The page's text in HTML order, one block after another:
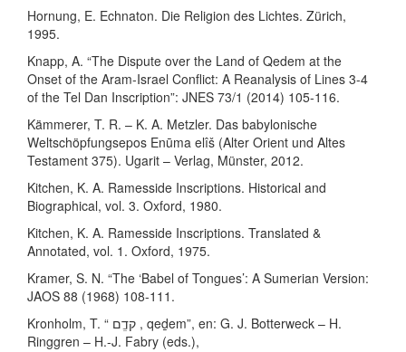
Hornung, E. Echnaton. Die Religion des Lichtes. Zürich,
1995.
Knapp, A. “The Dispute over the Land of Qedem at the
Onset of the Aram-Israel Conflict: A Reanalysis of Lines 3-4
of the Tel Dan Inscription”: JNES 73/1 (2014) 105-116.
Kämmerer, T. R. – K. A. Metzler. Das babylonische
Weltschöpfungsepos Enūma elîš (Alter Orient und Altes
Testament 375). Ugarit – Verlag, Münster, 2012.
Kitchen, K. A. Ramesside Inscriptions. Historical and
Biographical, vol. 3. Oxford, 1980.
Kitchen, K. A. Ramesside Inscriptions. Translated &
Annotated, vol. 1. Oxford, 1975.
Kramer, S. N. “The ‘Babel of Tongues’: A Sumerian Version:
JAOS 88 (1968) 108-111.
Kronholm, T. “ קדֶֶם , qeḏem”, en: G. J. Botterweck – H.
Ringgren – H.-J. Fabry (eds.),